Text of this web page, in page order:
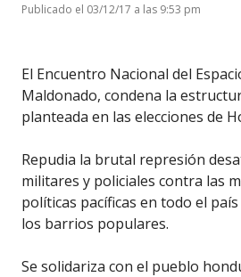
Publicado el 03/12/17 a las 9:53 pm
El Encuentro Nacional del
Maldonado, condena la
planteada en las elecciones de
Repudia la brutal represión
militares y policiales contra las
políticas pacíficas en todo el
los barrios populares.
Se solidariza con el pueblo